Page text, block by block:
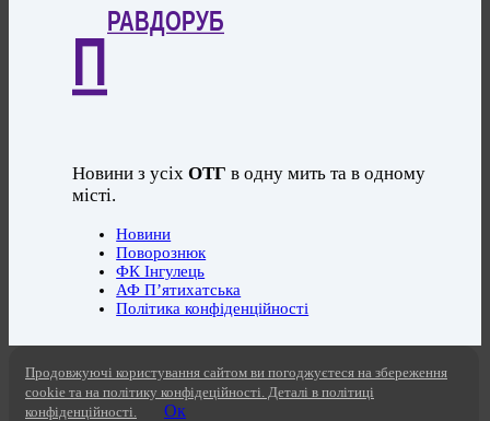
П
РАВДОРУБ
Новини з усіхОТГ в одну мить та в одному
місті.
Новини
Поворознюк
ФК Інгулець
АФ П’ятихатська
Політика конфіденційності
Продовжуючі користування сайтом ви погоджуєтеся на збереження
cookie та на політику конфідеційності. Деталі в політиці
конфіденційності.
Ок